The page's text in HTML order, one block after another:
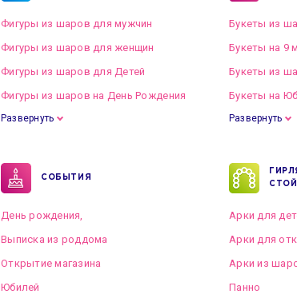
Фигуры из шаров для мужчин
Фигуры из шаров для женщин
Фигуры из шаров для Детей
Фигуры из шаров на День Рождения
Развернуть
Букеты из
Букеты на 9
Букеты из
Букеты на
Развернуть
СОБЫТИЯ
День рождения,
Выписка из роддома
Открытие магазина
Юбилей
Арки для
Арки для
Арки из
Панно